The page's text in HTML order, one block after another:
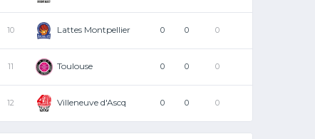
10 Lattes Montpellier 0 0 0
11 Toulouse 0 0 0
12 Villeneuve d'Ascq 0 0 0